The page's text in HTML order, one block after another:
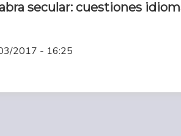
secular: cuestiones
2017 - 16:25